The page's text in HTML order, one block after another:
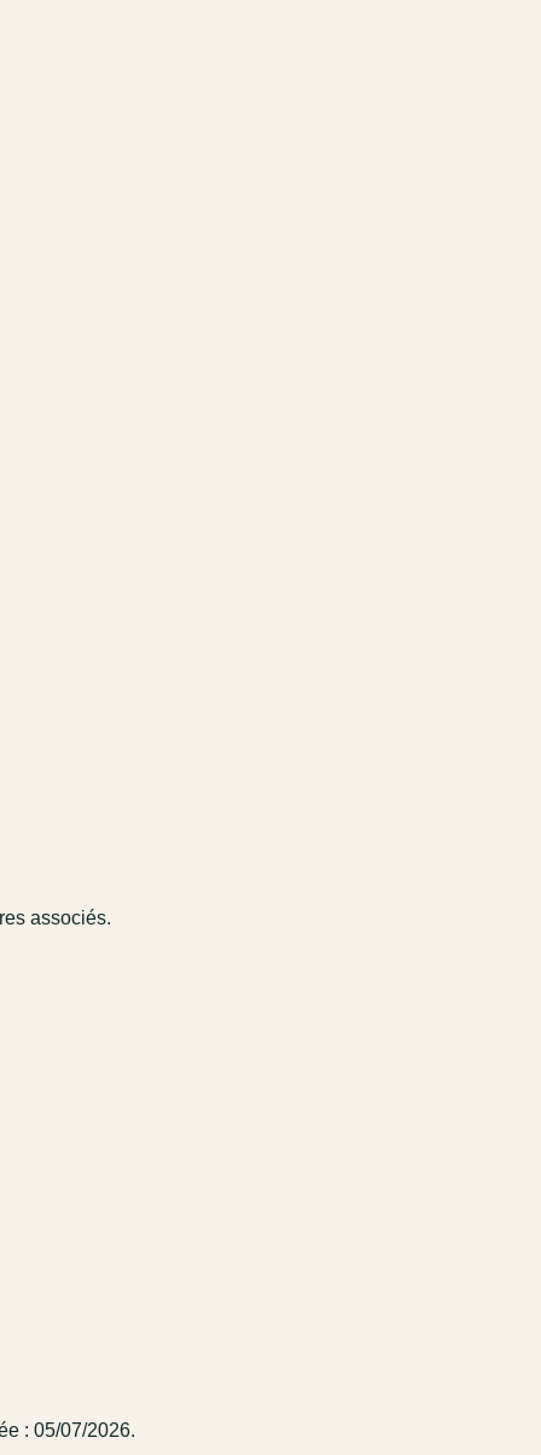
associés.
: 05/07/2026.